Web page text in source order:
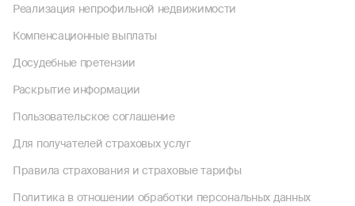
Реализация непрофильной недвижимости
Компенсационные выплаты
Досудебные претензии
Раскрытие информации
Пользовательское соглашение
Для получателей страховых услуг
Правила страхования и страховые тарифы
Политика в отношении обработки персональных данных